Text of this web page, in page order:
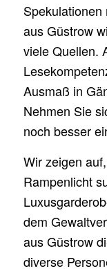
aus Güstrow
viele Quellen.
Ausmaß in
Nehmen Sie
noch besser
Wir zeigen
Rampenlicht
dem
aus Güstrow
diverse